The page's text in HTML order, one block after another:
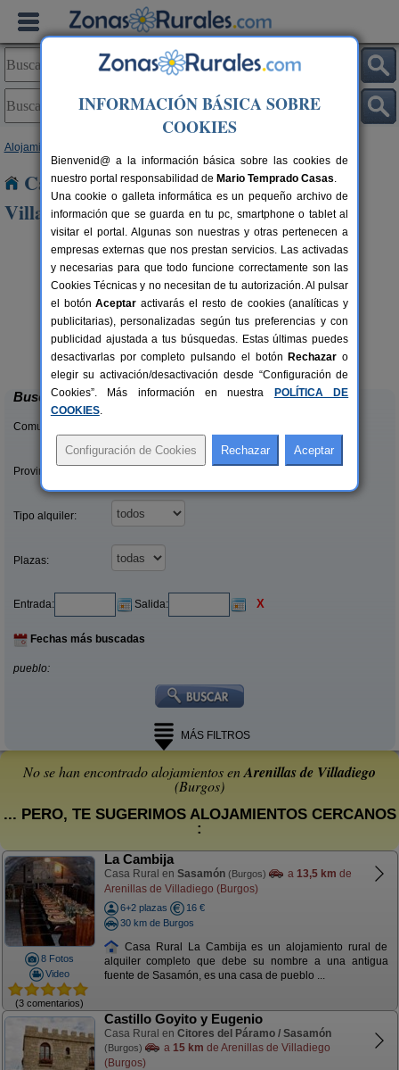
Alojamientos
Casas Rurales cerca de Arenillas de
Villadiego
4-10+1 pers.
desde21 €
La Morera de Agustina
Villanueva de Carazo (Burgos)
Buscar
Comunidades:
Provincias/Islas:
Tipo alquiler:
Plazas:
Entrada: Salida: X
Fechas más buscadas
pueblo:
MÁS FILTROS
No se han encontrado alojamientos enArenillas de Villadiego
(Burgos)
... PERO, TE SUGERIMOS ALOJAMIENTOS CERCANOS
:
8 Fotos
Video
(3 comentarios)
La Cambija
Casa Rural en Sasamón (Burgos) a 13,5 km de
Arenillas de Villadiego (Burgos)
6+2 plazas
16 €
30 km de Burgos
Casa Rural La Cambija es un alojamiento rural de
alquiler completo que debe su nombre a una antigua
fuente de Sasamón, es una casa de pueblo ...
Castillo Goyito y Eugenio
Casa Rural en Citores del Páramo / Sasamón
(Burgos) a 15 km de Arenillas de Villadiego
(Burgos)
INFORMACIÓN BÁSICA SOBRE
COOKIES
Bienvenid@ a la información básica sobre las cookies de
nuestro portal responsabilidad de Mario Temprado Casas.
Una cookie o galleta informática es un pequeño archivo de
información que se guarda en tu pc, smartphone o tablet al
visitar el portal. Algunas son nuestras y otras pertenecen a
empresas externas que nos prestan servicios. Las activadas
y necesarias para que todo funcione correctamente son las
Cookies Técnicas y no necesitan de tu autorización. Al pulsar
el botónAceptar activarás el resto de cookies (analíticas y
publicitarias), personalizadas según tus preferencias y con
publicidad ajustada a tus búsquedas. Estas últimas puedes
desactivarlas por completo pulsando el botón Rechazar o
elegir su activación/desactivación desde “Configuración de
Cookies”. Más información en nuestra
POLÍTICA DE
COOKIES.